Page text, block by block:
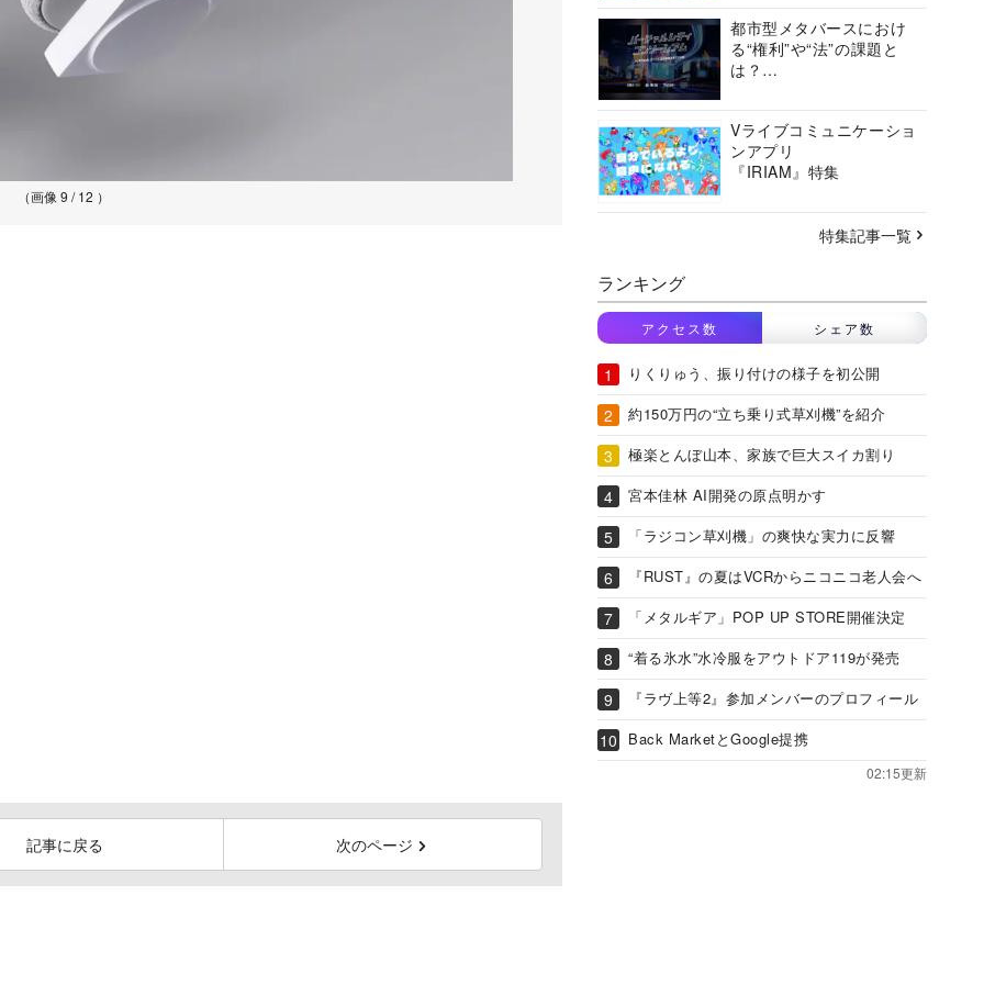
（画像 9 / 12 ）
記事に戻る 次のページ
都市型メタバースにおけ
る“権利”や“法”の課題と
は？
ーシアムの挑戦に迫る
Vライブコミュニケーショ
ンアプリ
『IRIAM』特集
特集記事一覧
ランキング
アクセス数 シェア数
りくりゅう、振り付けの様子を初公開
約150万円の“立ち乗り式草刈機”を紹介
極楽とんぼ山本、家族で巨大スイカ割り
宮本佳林 AI開発の原点明かす
「ラジコン草刈機」の爽快な実力に反響
『RUST』の夏はVCRからニコニコ老人会へ
「メタルギア」POP UP STORE開催決定
“着る氷水”水冷服をアウトドア119が発売
『ラヴ上等2』参加メンバーのプロフィール
Back MarketとGoogle提携
02:15更新